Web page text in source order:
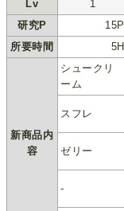
Lv 1
研究P
15P
所要時間
5H
新商品内
容
シュークリ
ーム
スフレ
ゼリー
-